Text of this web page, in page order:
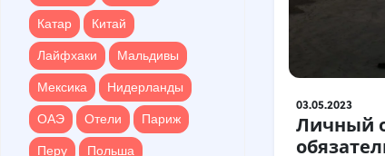
Лайфхаки
Мальдивы
Мексика
Нидерланды
ОАЭ
Отели
Париж
Перу
Польша
Португалия
Катар
Китай
Лайфхаки
Мальдивы
Мексика
Нидерланды
ОАЭ
Отели
Париж
Перу
Польша
03.05.2023
Личный